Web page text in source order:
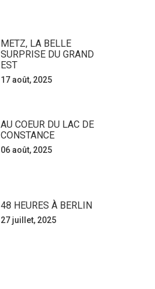
METZ, LA BELLE
SURPRISE DU GRAND
EST
17 août, 2025
AU COEUR DU LAC DE
CONSTANCE
06 août, 2025
48 HEURES À BERLIN
27 juillet, 2025